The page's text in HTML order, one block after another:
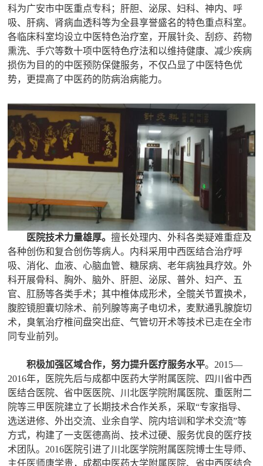
科为广安市中医重点专科；肝胆、泌尿、妇科、神内、呼
吸、肝病、肾病血透科等为全县享誉盛名的特色重点科室。
各临床科室均设立中医特色治疗室，开展针灸、刮痧、药物
熏洗、手穴等数十项中医特色疗法和以维持健康、减少疾病
损伤为目的的中医预防保健服务，不仅凸显了中医特色优
势，更提高了中医药的防病治病能力。
医院技术力量雄厚。擅长处理内、外科各类疑难重症及
各种创伤和复合创伤等病人。内科采用中西医结合治疗呼
吸、消化、血液、心脑血管、糖尿病、老年病独具疗效。外
科开展骨科、胸外、脑外、肝胆、泌尿、普外、妇产、五
官、肛肠等各类手术；其中椎体成形术，全髋关节置换术，
腹腔镜胆囊切除术、前列腺等离子电切术，麦默通乳腺旋切
术，臭氧治疗椎间盘突出症、气管切开术等技术已走在全市
同专业前列。
积极加强区域合作，努力提升医疗服务水平。2015—
2016年，医院先后与成都中医药大学附属医院、四川省中西
医结合医院、省中医医院、川北医学院附属医院、重医附二
院等三甲医院建立了长期技术合作关系，采取“专家指导、
选送进修、外出交流、业余自学、院内培训和学术交流”等
方式，构建了一支医德高尚、技术过硬、服务优良的医疗技
术团队。2016医院引进了川北医学院附属医院博士生导师、
主任医师唐学贵，成都中医药大学附属医院、省中西医结合